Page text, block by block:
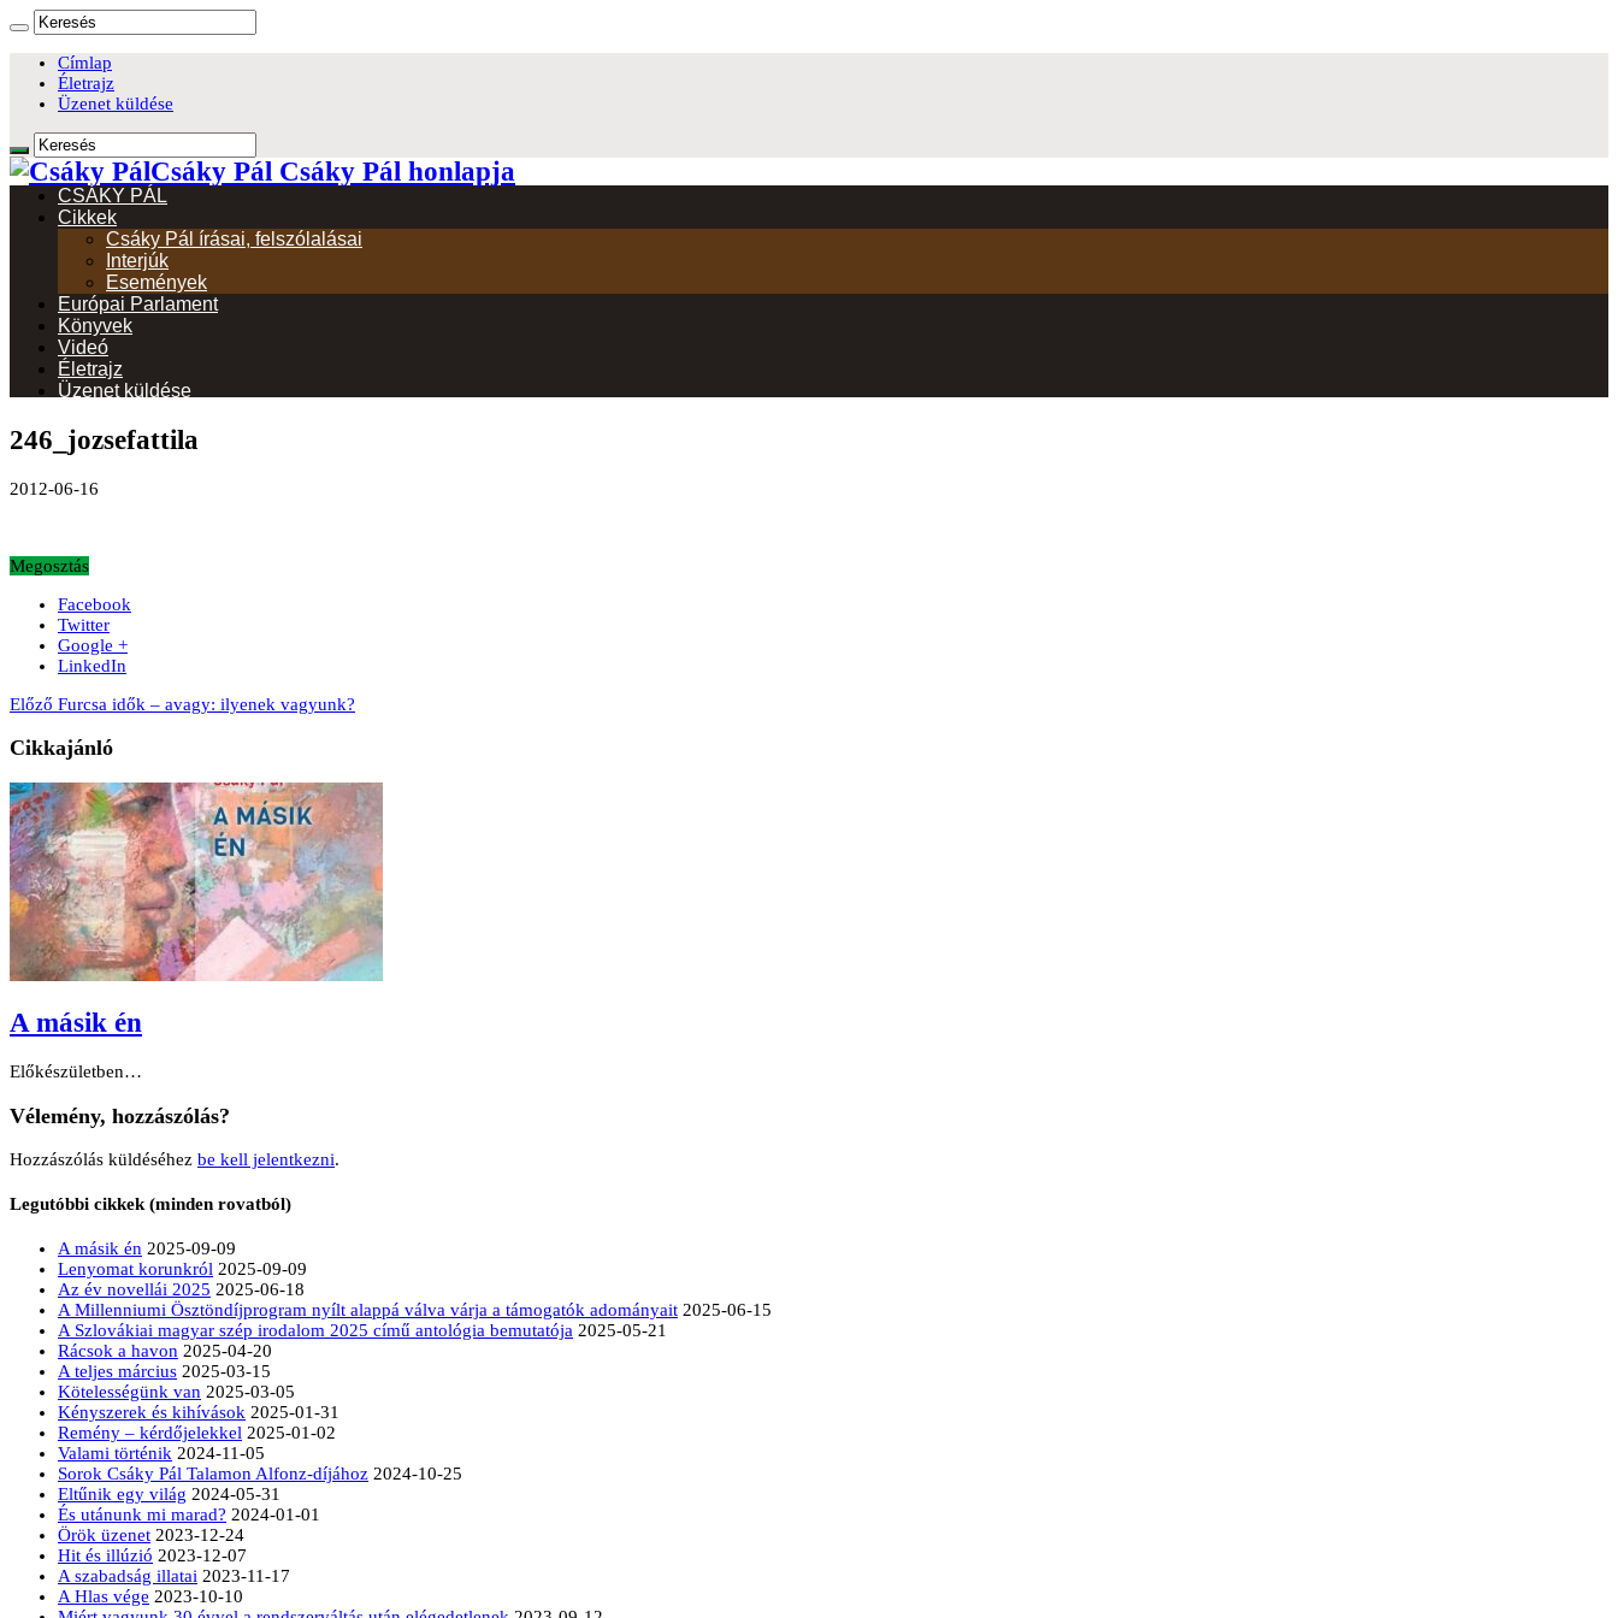
Címlap
Életrajz
Üzenet küldése
Csáky Pál Csáky Pál honlapja
CSÁKY PÁL
Cikkek
Csáky Pál írásai, felszólalásai
Interjúk
Események
Európai Parlament
Könyvek
Videó
Életrajz
Üzenet küldése
246_jozsefattila
2012-06-16
Megosztás
Facebook
Twitter
Google +
LinkedIn
Előző Furcsa idők – avagy: ilyenek vagyunk?
Cikkajánló
A másik én
Előkészületben…
Vélemény, hozzászólás?
Hozzászólás küldéséhez be kell jelentkezni.
Legutóbbi cikkek (minden rovatból)
A másik én 2025-09-09
Lenyomat korunkról 2025-09-09
Az év novellái 2025 2025-06-18
A Millenniumi Ösztöndíjprogram nyílt alappá válva várja a támogatók adományait 2025-06-15
A Szlovákiai magyar szép irodalom 2025 című antológia bemutatója 2025-05-21
Rácsok a havon 2025-04-20
A teljes március 2025-03-15
Kötelességünk van 2025-03-05
Kényszerek és kihívások 2025-01-31
Remény – kérdőjelekkel 2025-01-02
Valami történik 2024-11-05
Sorok Csáky Pál Talamon Alfonz-díjához 2024-10-25
Eltűnik egy világ 2024-05-31
És utánunk mi marad? 2024-01-01
Örök üzenet 2023-12-24
Hit és illúzió 2023-12-07
A szabadság illatai 2023-11-17
A Hlas vége 2023-10-10